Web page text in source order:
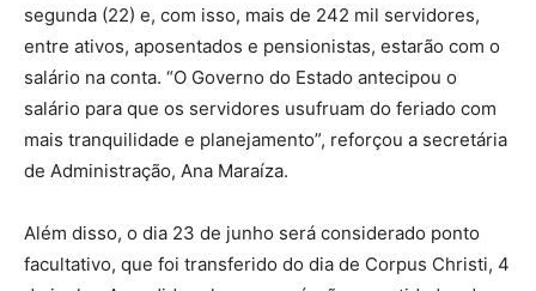
segunda (22) e, com isso, mais de 242 mil servidores,
entre ativos, aposentados e pensionistas, estarão com o
salário na conta. “O Governo do Estado antecipou o
salário para que os servidores usufruam do feriado com
mais tranquilidade e planejamento”, reforçou a secretária
de Administração, Ana Maraíza.
Além disso, o dia 23 de junho será considerado ponto
facultativo, que foi transferido do dia de Corpus Christi, 4